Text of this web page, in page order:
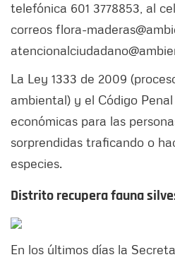
telefónica 601 3778853, al
correos flora-
La Ley 1333 de 2009
ambiental) y el Código
económicas para las
sorprendidas traficando o
especies.
Distrito recupera fauna
En los últimos días la